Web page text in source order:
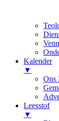
Kalender
▼
Ons
Leesstof
▼